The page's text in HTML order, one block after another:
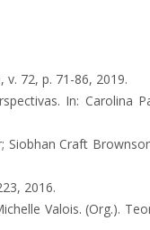
v. 72, p. 71-86, 2019.
In: Carolina
Craft
2016.
Valois. (Org.).